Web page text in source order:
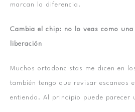
marcan la diferencia.
Cambia el chip: no lo veas como
liberación
Muchos ortodoncistas me dicen en
también tengo que revisar escaneos
entiendo. Al principio puede parecer